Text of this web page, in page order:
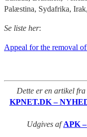
Palæstina, Sydafrika,
Se liste her:
Appeal for the removal
Dette er en artikel
KPNET.DK –
Udgives afAPK